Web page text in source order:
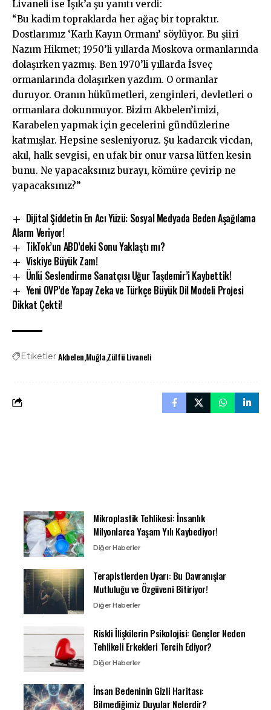
Livaneli ise Işık’a şu yanıtı verdi:
“Bu kadim topraklarda her ağaç bir topraktır.
Dostlarımız ‘Karlı Kayın Ormanı’ söylüyor. Bu şiiri
Nazım Hikmet; 1950’li yıllarda Moskova ormanlarında
dolaşırken yazmış. Ben 1970’li yıllarda İsveç
ormanlarında dolaşırken yazdım. O ormanlar
duruyor. Oranın hükümetleri, zenginleri, devletleri o
ormanlara dokunmuyor. Bizim Akbelen’imizi,
Karabelen yapmak için gecelerini gündüzlerine
katmışlar. Hepsine sesleniyoruz. Şu kadarcık vicdan,
akıl, halk sevgisi, en ufak bir onur varsa lütfen kesin
bunu. Ne yapacaksınız burayı, kömüre çevirip ne
yapacaksınız?”
Dijital Şiddetin En Acı Yüzü: Sosyal Medyada Beden Aşağılama
Alarm Veriyor!
TikTok’un ABD’deki Sonu Yaklaştı mı?
Viskiye Büyük Zam!
Ünlü Seslendirme Sanatçısı Uğur Taşdemir’i Kaybettik!
Yeni OVP’de Yapay Zeka ve Türkçe Büyük Dil Modeli Projesi
Dikkat Çekti!
EtiketlerAkbelenMuğlaZülfü Livaneli
Mikroplastik Tehlikesi: İnsanlık
Milyonlarca Yaşam Yılı Kaybediyor!
Diğer Haberler
Terapistlerden Uyarı: Bu Davranışlar
Mutluluğu ve Özgüveni Bitiriyor!
Diğer Haberler
Riskli İlişkilerin Psikolojisi: Gençler Neden
Tehlikeli Erkekleri Tercih Ediyor?
Diğer Haberler
İnsan Bedeninin Gizli Haritası:
Bilmediğimiz Duyular Nelerdir?